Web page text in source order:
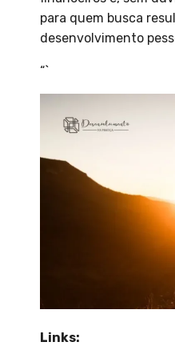
para quem busca
desenvolvimento
“`
Links: